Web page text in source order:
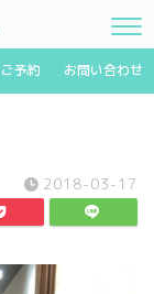
ご予約 お問い合わせ
2018-03-17